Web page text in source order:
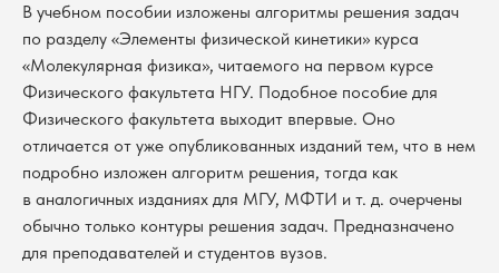
В учебном пособии изложены алгоритмы решения задач
по разделу «Элементы физической кинетики» курса
«Молекулярная физика», читаемого на первом курсе
Физического факультета НГУ. Подобное пособие для
Физического факультета выходит впервые. Оно
отличается от уже опубликованных изданий тем, что в нем
подробно изложен алгоритм решения, тогда как
в аналогичных изданиях для МГУ, МФТИ и т. д. очерчены
обычно только контуры решения задач. Предназначено
для преподавателей и студентов вузов.